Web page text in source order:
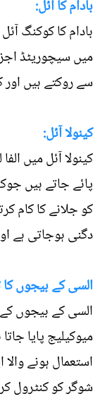
بادام کا آئل:
بادام کا کوکنگ
میں سیچوریٹڈ
سے روکتے ہیں اور
کینولا آئل:
کینولا آئل میں
پائے جاتے ہیں
کو جلانے کا کام
دگنی ہوجاتی ہے
السی کے بیجوں کا
السی کے بیجوں کے
میوکیلیج پایا
استعمال ہونے
شوگر کو کنٹرول